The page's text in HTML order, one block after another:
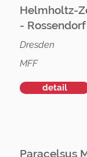
Helmholtz-
- Rossendorf
Dresden
MFF
detail
Paracelsus